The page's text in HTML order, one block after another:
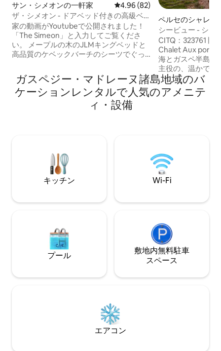
サン・シメオンの一軒家 レビュー82件、5つ星中4.96つ
4.96 (82)
ザ・シメオン - ドアベッド付きの高級ベ
イビュー
家の動画がYoutubeで公開されました！
「The Simeon」と入力してご覧くださ
い。 メープルの木のJLMキングベッドと
高品質のケベックバーチのシーツでぐっ
オーク材と花崗岩の洗面台を備えた、大
理石のような陶磁器のバスルームでくつ
ろぎましょう。 最先端のGE製洗濯機と乾
燥機。 デロンギマシンでエスプレッソを
飲みながら、ベイの日の出をお楽しみく
ペルセのシャレー
シービュー - シャ
ド・ペルス
CITQ：323761 |
Chalet Aux
海とガスペ半島の
主役の、温かで魅
です。 ペルセの象徴的な名所からわずか
数分の場所にある
くりと海岸線の美
ガスペジー・マドレーヌ諸島地域のバ
ケーションレンタルで人気のアメニテ
ィ・設備
キッチン Wi-Fi
プール
敷地内無料駐⁠車
ス⁠ペ⁠ー⁠ス
エアコン